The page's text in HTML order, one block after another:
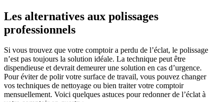
Les alternatives aux polissages
professionnels
Si vous trouvez que votre comptoir a perdu de l’éclat, le polissage
n’est pas toujours la solution idéale. La technique peut être
dispendieuse et devrait demeurer une solution en cas d’urgence.
Pour éviter de polir votre surface de travail, vous pouvez changer
vos techniques de nettoyage ou bien traiter votre comptoir
mensuellement. Voici quelques astuces pour redonner de l’éclat à